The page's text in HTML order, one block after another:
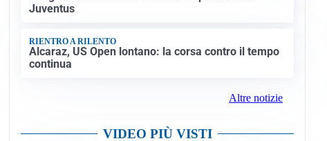
Juventus
RIENTRO A RILENTO
Alcaraz, US Open lontano: la corsa contro il tempo
continua
Altre notizie
VIDEO PIÙ VISTI